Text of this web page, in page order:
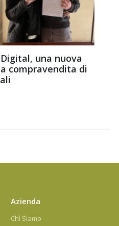
una nuova
compravendita di
Azienda
Chi Siamo